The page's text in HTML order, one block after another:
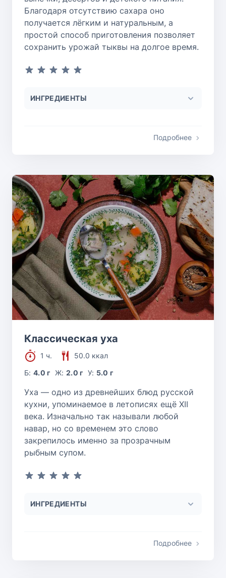
Благодаря отсутствию сахара оно
получается лёгким и натуральным, а
простой способ приготовления позволяет
сохранить урожай тыквы на долгое время.
ИНГРЕДИЕНТЫ
Подробнее
Классическая уха
1 ч.
50.0 ккал
Б:4.0 г Ж: 2.0 г У: 5.0 г
Уха — одно из древнейших блюд русской
кухни, упоминаемое в летописях ещё XII
века. Изначально так называли любой
навар, но со временем это слово
закрепилось именно за прозрачным
рыбным супом.
ИНГРЕДИЕНТЫ
Подробнее